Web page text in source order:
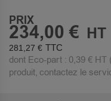
PRIX
234,00 €
281,27 €
dont Eco-part : 0,39 € HT
produit, contactez le